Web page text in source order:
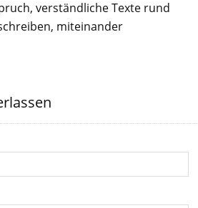
verständliche Texte rund
miteinander